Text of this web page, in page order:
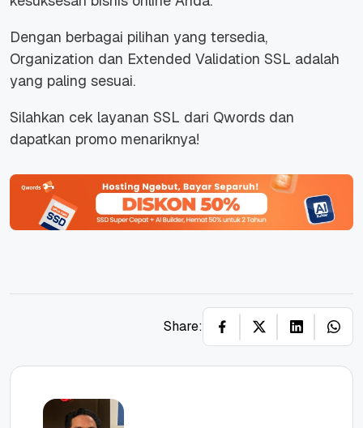
Dengan berbagai pilihan yang tersedia,
Organization dan Extended Validation SSL adalah
yang paling sesuai.
Silahkan cek layanan SSL dari Qwords dan
dapatkan promo menariknya!
Share: